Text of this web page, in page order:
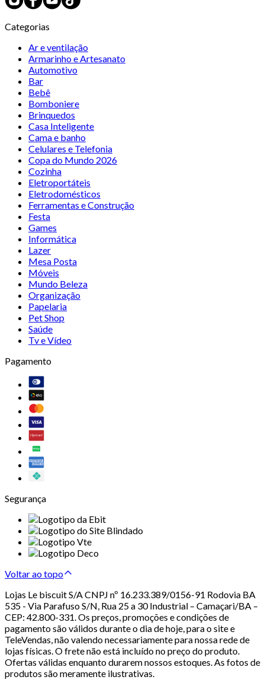
Categorias
Ar e ventilação
Armarinho e Artesanato
Automotivo
Bar
Bebê
Bomboniere
Brinquedos
Casa Inteligente
Cama e banho
Celulares e Telefonia
Copa do Mundo 2026
Cozinha
Eletroportáteis
Eletrodomésticos
Ferramentas e Construção
Festa
Games
Informática
Lazer
Mesa Posta
Móveis
Mundo Beleza
Organização
Papelaria
Pet Shop
Saúde
Tv e Vídeo
Pagamento
Segurança
Voltar ao topo
Lojas Le biscuit S/A CNPJ nº 16.233.389/0156-91 Rodovia BA
535 - Via Parafuso S/N, Rua 25 a 30 Industrial – Camaçari/BA –
CEP: 42.800-331. Os preços, promoções e condições de
pagamento são válidos durante o dia de hoje, para o site e
TeleVendas, não valendo necessariamente para nossa rede de
lojas físicas. O frete não está incluído no preço do produto.
Ofertas válidas enquanto durarem nossos estoques. As fotos de
produtos são meramente ilustrativas.